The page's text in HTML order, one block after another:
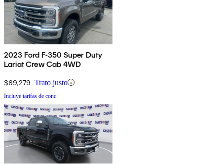
2023 Ford F-350 Super Duty
Lariat Crew Cab 4WD
$69,279 Trato justo
Incluye tarifas de conc.